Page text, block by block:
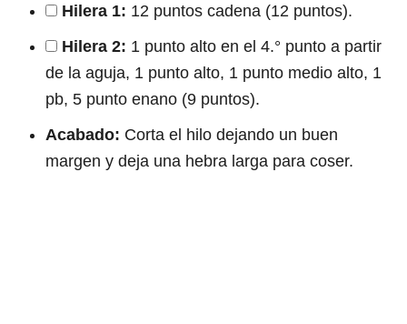
Hilera 1: 12 puntos cadena (12 puntos).
Hilera 2: 1 punto alto en el 4.° punto a partir
de la aguja, 1 punto alto, 1 punto medio alto, 1
pb, 5 punto enano (9 puntos).
Acabado: Corta el hilo dejando un buen
margen y deja una hebra larga para coser.